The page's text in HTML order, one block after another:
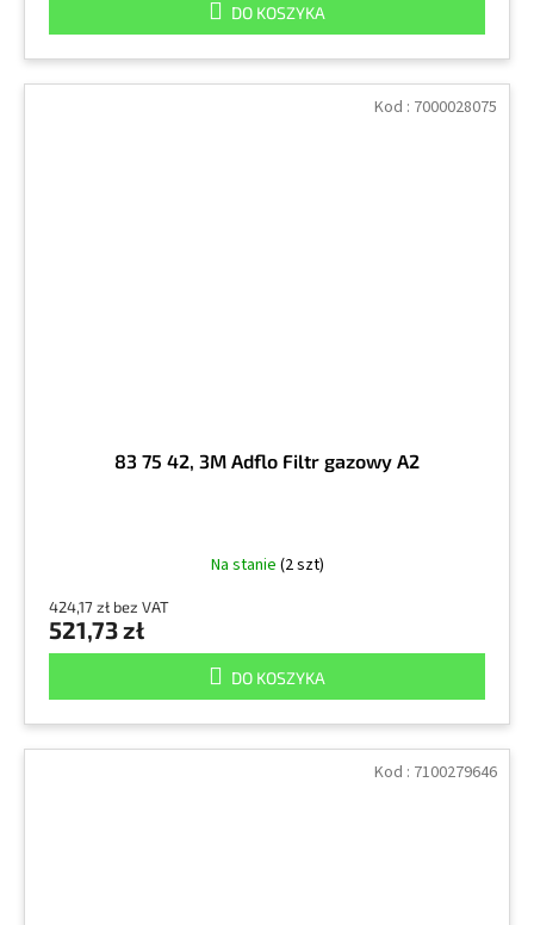
DO KOSZYKA
83 75 42, 3M Adflo Filtr gazowy A2
Na stanie (2 szt)
424,17 zł bez VAT
521,73 zł
DO KOSZYKA
Kod : 7000028075
Kod : 7100279646